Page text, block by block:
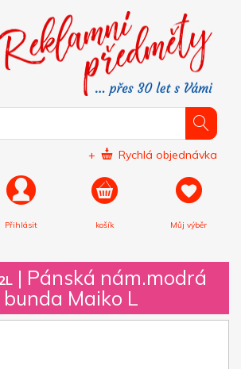
+ Rychlá objednávka
Přihlásit košík Můj výběr
| Pánská nám.modrá
Maiko L